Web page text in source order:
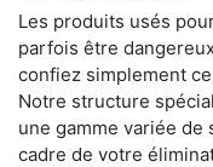
Les produits usés
parfois être
confiez simplement
Notre structure
une gamme variée
cadre de votre